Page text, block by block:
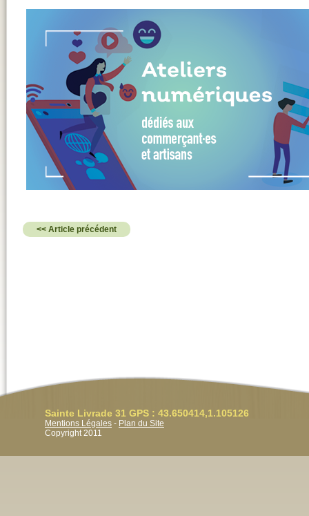
<< Article précédent
Sainte Livrade 31 GPS : 43.650414,1.105126
Mentions Légales - Plan du Site
Copyright 2011